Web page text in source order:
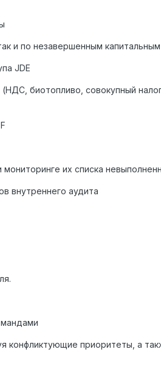
и по незавершенным
JDE
биотопливо, совокупный
их списка
внутреннего аудита
конфликтующие приоритеты, а